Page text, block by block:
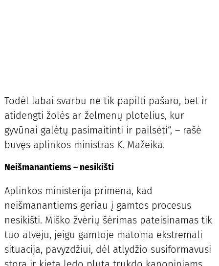
Todėl labai svarbu ne tik papilti pašaro, bet ir
atidengti žolės ar želmenų plotelius, kur
gyvūnai galėtų pasimaitinti ir pailsėti“, – rašė
buvęs aplinkos ministras K. Mažeika.
Neišmanantiems – nesikišti
Aplinkos ministerija primena, kad
neišmanantiems geriau į gamtos procesus
nesikišti. Miško žvėrių šėrimas pateisinamas tik
tuo atveju, jeigu gamtoje matoma ekstremali
situacija, pavyzdžiui, dėl atlydžio susiformavusi